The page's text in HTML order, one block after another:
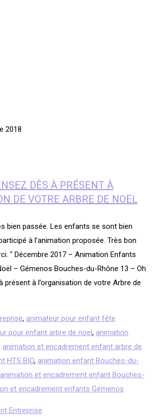
2018
DÈS À PRÉSENT À
DE VOTRE ARBRE DE NOËL
bien passée. Les enfants se sont bien
à l’animation proposée. Très bon
" ​Décembre 2017 – Animation Enfants
– Gémenos Bouches-du-Rhône 13 – Oh
présent à l’organisation de votre Arbre de
, animateur pour enfant fête
pour enfant arbre de noel, animation
animation et encadrement enfant arbre de
HTS BIO, animation enfant Bouches-du-
animation et encadrement enfant Bouches-
et encadrement enfants Gémenos
Entreprise